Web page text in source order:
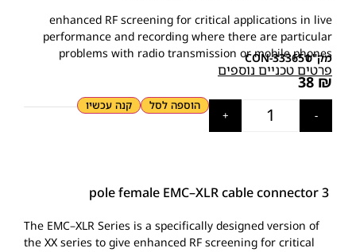
enhanced RF screening for critical applications in live
performance and recording where there are particular
problems with radio transmission or mobile phones
מק"טCON-333651
פרטים טכניים נוספים
38₪
-
+
הוספה לסל קנה עכשיו
3 pole female
EMC–XLRcable connector
The EMC–XLR Series is a specifically designed version of
the XX series to give enhanced RF screening for critical